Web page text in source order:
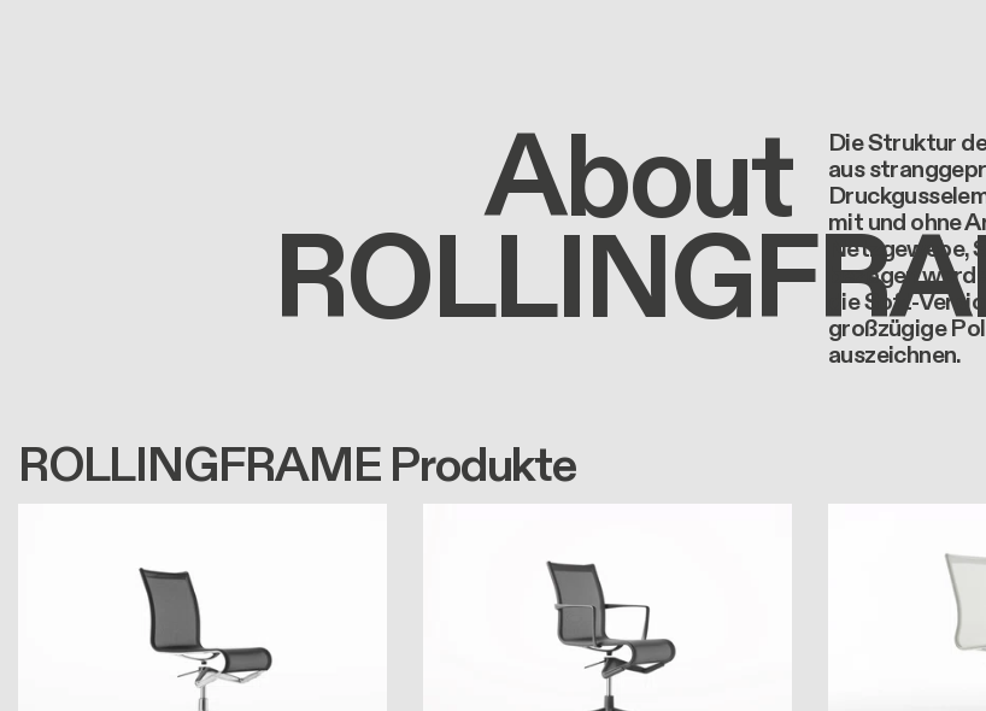
About
Die Struktur
aus
mit und ohne
Netzgewebe,
bezogen
die Soft-
großzügige
auszeichnen.
ROLLINGFRAME Produkte